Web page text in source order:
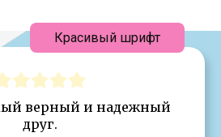
верный и надежный
друг.
Красивый шрифт